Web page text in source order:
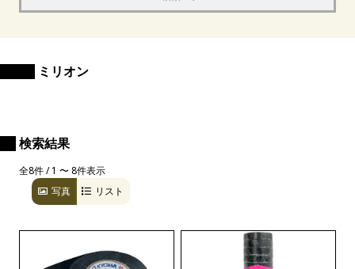
ミリオン
検索結果
全8件 / 1 〜 8件表示
写真
リスト